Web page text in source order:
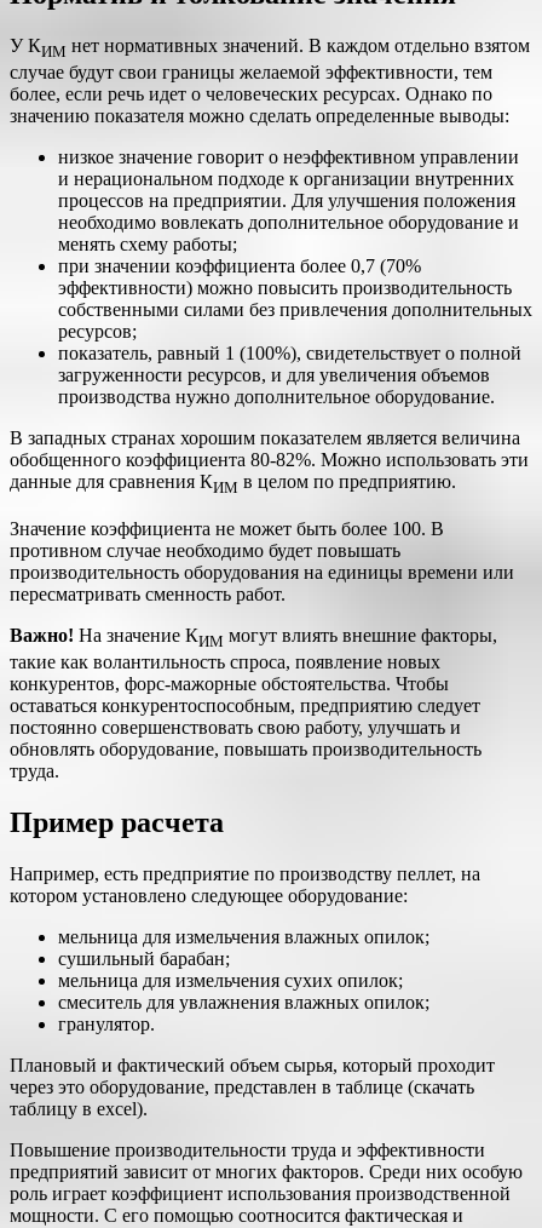
У КИМ нет нормативных значений. В каждом отдельно взятом
случае будут свои границы желаемой эффективности, тем
более, если речь идет о человеческих ресурсах. Однако по
значению показателя можно сделать определенные выводы:
низкое значение говорит о неэффективном управлении
и нерациональном подходе к организации внутренних
процессов на предприятии. Для улучшения положения
необходимо вовлекать дополнительное оборудование и
менять схему работы;
при значении коэффициента более 0,7 (70%
эффективности) можно повысить производительность
собственными силами без привлечения дополнительных
ресурсов;
показатель, равный 1 (100%), свидетельствует о полной
загруженности ресурсов, и для увеличения объемов
производства нужно дополнительное оборудование.
В западных странах хорошим показателем является величина
обобщенного коэффициента 80-82%. Можно использовать эти
данные для сравнения КИМ в целом по предприятию.
Значение коэффициента не может быть более 100. В
противном случае необходимо будет повышать
производительность оборудования на единицы времени или
пересматривать сменность работ.
Важно! На значение КИМ могут влиять внешние факторы,
такие как волантильность спроса, появление новых
конкурентов, форс-мажорные обстоятельства. Чтобы
оставаться конкурентоспособным, предприятию следует
постоянно совершенствовать свою работу, улучшать и
обновлять оборудование, повышать производительность
труда.
Пример расчета
Например, есть предприятие по производству пеллет, на
котором установлено следующее оборудование:
мельница для измельчения влажных опилок;
сушильный барабан;
мельница для измельчения сухих опилок;
смеситель для увлажнения влажных опилок;
гранулятор.
Плановый и фактический объем сырья, который проходит
через это оборудование, представлен в таблице (скачать
таблицу в excel).
Повышение производительности труда и эффективности
предприятий зависит от многих факторов. Среди них особую
роль играет коэффициент использования производственной
мощности. С его помощью соотносится фактическая и